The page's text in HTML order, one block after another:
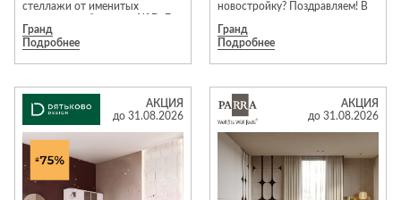
стеллажи от именитых
Ferretti&Ferretti , Antonelli
Moravio, Tomasella, Alf, Vaccari
элитной итальянской мебелью,
предлагая клиентам
актуальные интерьерные
решения. Предложение
действительно с 1 по 31
августа 2026 года.
*Подробности и ассортимент
уточняйте в салоне «Галерея».
Салон «Галерея» в МТК «Гранд».
Гранд
Подробнее
новостройку? Поздравляем! В
всю рутину на себя и подарим
вам бесплатную сборку
мечты по лучшей цене!
Гранд
Подробнее
АКЦИЯ
до 31.08.2026
АКЦИЯ
до 31.08.2026